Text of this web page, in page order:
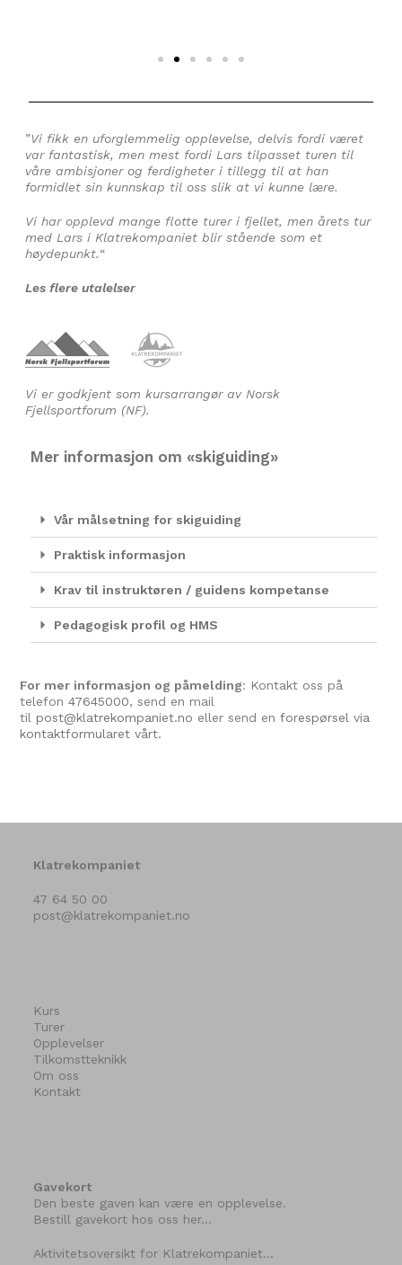
”Vi fikk en uforglemmelig opplevelse, delvis fordi været
var fantastisk, men mest fordi Lars tilpasset turen til
våre ambisjoner og ferdigheter i tillegg til at han
formidlet sin kunnskap til oss slik at vi kunne lære.
Vi har opplevd mange flotte turer i fjellet, men årets tur
med Lars i Klatrekompaniet blir stående som et
høydepunkt.“
Les flere utalelser
Vi er godkjent som kursarrangør av Norsk
Fjellsportforum (NF).
Mer informasjon om «skiguiding»
Vår målsetning for skiguiding
Praktisk informasjon
Krav til instruktøren / guidens kompetanse
Pedagogisk profil og HMS
For mer informasjon og påmelding: Kontakt oss på
telefon47645000, send en mail
til post@klatrekompaniet.no eller send enforespørsel via
kontaktformularet vårt.
Klatrekompaniet
47 64 50 00
post@klatrekompaniet.no
Kurs
Turer
Opplevelser
Tilkomstteknikk
Om oss
Kontakt
Gavekort
Den beste gaven kan være en opplevelse.
Bestill gavekort hos oss her…
Aktivitetsoversikt for Klatrekompaniet…